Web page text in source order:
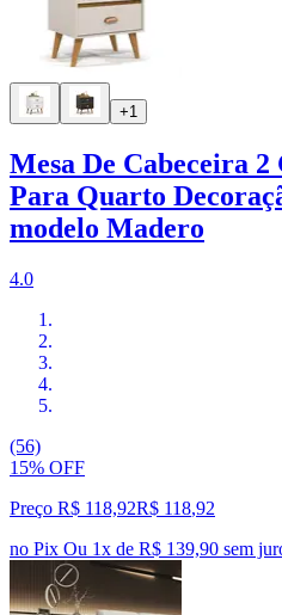
+1
Mesa De Cabeceira
Para Quarto
modelo Madero
4.0
(56)
15% OFF
Preço R$ 118,92R$ 118,92
no Pix Ou 1x de R$ 139,90 sem